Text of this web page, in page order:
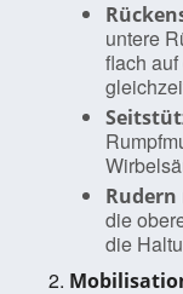
untere
flach
die
die